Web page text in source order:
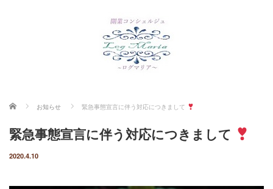
ホーム お知らせ 緊急事態宣言に伴う対応につきまして
緊急事態宣言に伴う対応につきまして
2020.4.10